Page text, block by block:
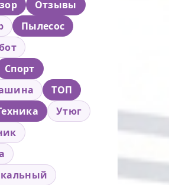
Отзывы
Пылесос
Спорт
ТОП
Утюг